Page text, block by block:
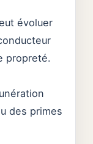
évoluer
propreté.
des primes